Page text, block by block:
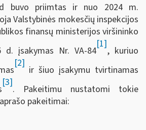
buvo priimtas ir nuo 2024 m.
Valstybinės mokesčių inspekcijos
finansų ministerijos viršininko
įsakymas Nr. VA-84
[1]
, kuriuo
[2]
ir šiuo įsakymu tvirtinamas
[3]
. Pakeitimu nustatomi tokie
pakeitimai: